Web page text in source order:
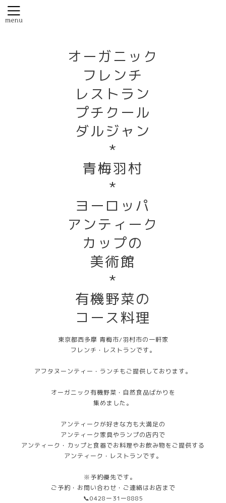
オーガニック
フレンチ
レストラン
プチクール
ダルジャン
*
青梅羽村
*
ヨーロッパ
アンティーク
カップの
美術館
*
有機野菜の
コース料理
東京都西多摩 青梅市/羽村市の一軒家
フレンチ・レストランです。
アフタヌーンティー・ランチもご提供しております。
オーガニック有機野菜・自然食品ばかりを
集めました。
アンティークが好きな方も大満足の
アンティーク家具やランプの店内で
アンティーク・カップと食器でお料理やお飲み物をご提供する
アンティーク・レストランです。
※予約優先です。
ご予約・お問い合わせ・ご連絡はお店まで
📞0428ー31ー8885